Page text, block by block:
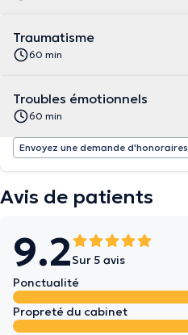
Traumatisme
60 min
Troubles émotionnels
60 min
Envoyez une demande d'honoraires
Avis de patients
9.2Sur 5 avis
Ponctualité
Propreté du cabinet